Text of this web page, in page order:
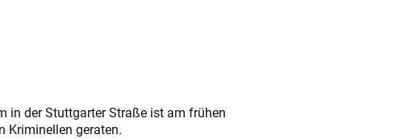
in der Stuttgarter Straße ist am frühen
Kriminellen geraten.